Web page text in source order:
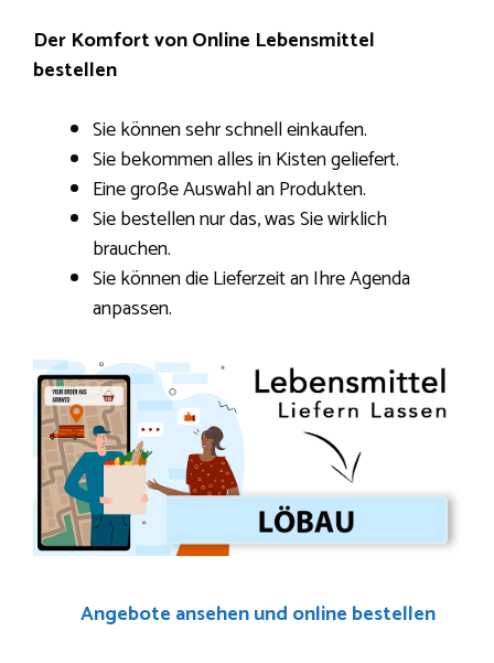
Der Komfort von Online Lebensmittel
bestellen
Sie können sehr schnell einkaufen.
Sie bekommen alles in Kisten geliefert.
Eine große Auswahl an Produkten.
Sie bestellen nur das, was Sie wirklich
brauchen.
Sie können die Lieferzeit an Ihre Agenda
anpassen.
Angebote ansehen und online bestellen